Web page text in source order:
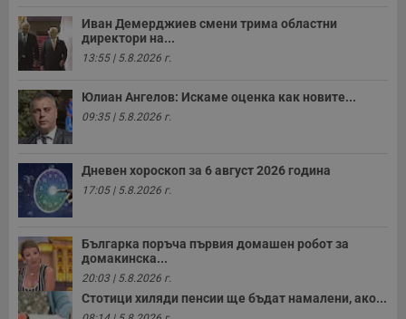
Иван Демерджиев смени трима областни
директори на...
13:55 | 5.8.2026 г.
Юлиан Ангелов: Искаме оценка как новите...
09:35 | 5.8.2026 г.
Дневен хороскоп за 6 август 2026 година
17:05 | 5.8.2026 г.
Българка поръча първия домашен робот за
домакинска...
20:03 | 5.8.2026 г.
Стотици хиляди пенсии ще бъдат намалени, ако...